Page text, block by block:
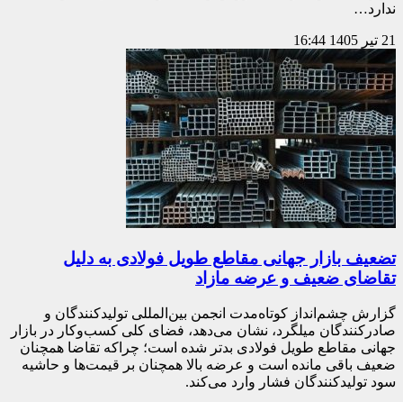
ندارد…
21 تیر 1405 16:44
تضعیف بازار جهانی مقاطع طویل فولادی به دلیل
تقاضای ضعیف و عرضه مازاد
گزارش چشم‌انداز کوتاه‌مدت انجمن بین‌المللی تولیدکنندگان و
صادرکنندگان میلگرد، نشان می‌دهد، فضای کلی کسب‌وکار در بازار
جهانی مقاطع طویل فولادی بدتر شده است؛ چراکه تقاضا همچنان
ضعیف باقی مانده است و عرضه بالا همچنان بر قیمت‌ها و حاشیه
سود تولیدکنندگان فشار وارد می‌کند.